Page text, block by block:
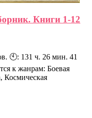
Книги 1-12
🕙: 131 ч. 26 мин. 41
к жанрам: Боевая
Космическая